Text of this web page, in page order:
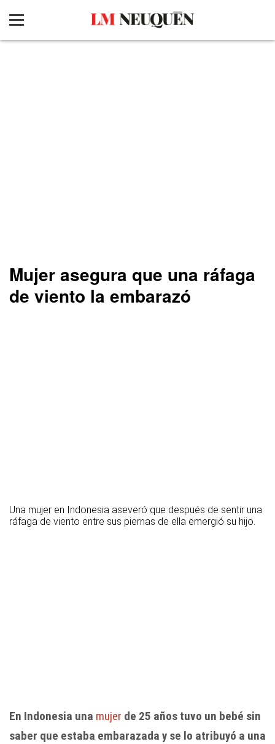
Mujer asegura que una ráfaga
de viento la embarazó
Una mujer en Indonesia aseveró que después de sentir una
ráfaga de viento entre sus piernas de ella emergió su hijo.
En Indonesia una mujer de 25 años tuvo un bebé sin
saber que estaba embarazada y se lo atribuyó a una